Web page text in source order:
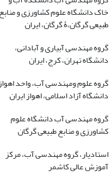
خاک دانشگاه علوم کشاورزی و
طبیعی گرگان،ۀ گرگان، ایران
گروه مهندسی آبیاری و آبادانی،
دانشگاه تهران، کرج، ایران
گروه علوم ومهندسی آب، واحد
دانشگاه آزاد اسلامی، اهواز ایران
گروه مهندسی آب دانشگاه علوم
کشاورزی و منابع طبیعی گرگان
استادیار، گروه مهندسی آب، مرکز
آموزش عالی کاشمر